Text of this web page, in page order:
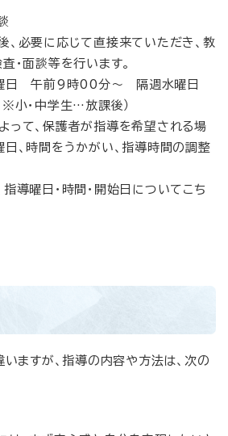
、必要に応じて直接来ていただき、教
・面談等を行います。
曜日 午前9時00分～ 隔週水曜日
・中学生…放課後）
って、保護者が指導を希望される場
日、時間をうかがい、指導時間の調整
指導曜日・時間・開始日についてこち
ますが、指導の内容や方法は、次の